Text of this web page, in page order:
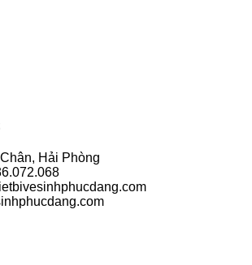
Hải Phòng